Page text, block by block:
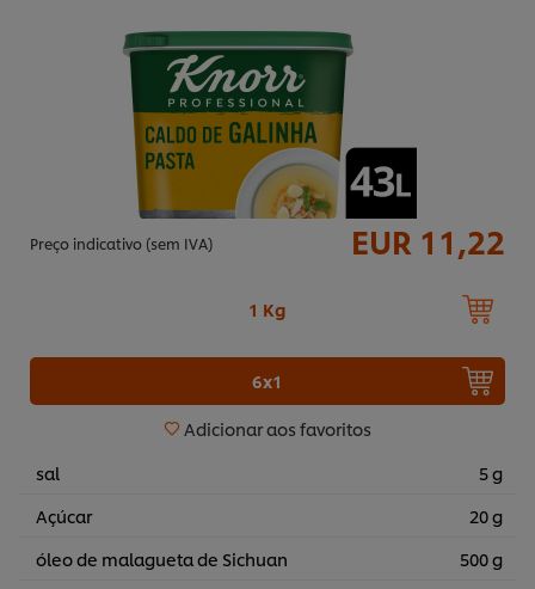
Preço indicativo (sem IVA) EUR 11,22
1 Kg
6x1
Adicionar aos favoritos
sal
5 g
Açúcar
20 g
óleo de malagueta de Sichuan
500 g